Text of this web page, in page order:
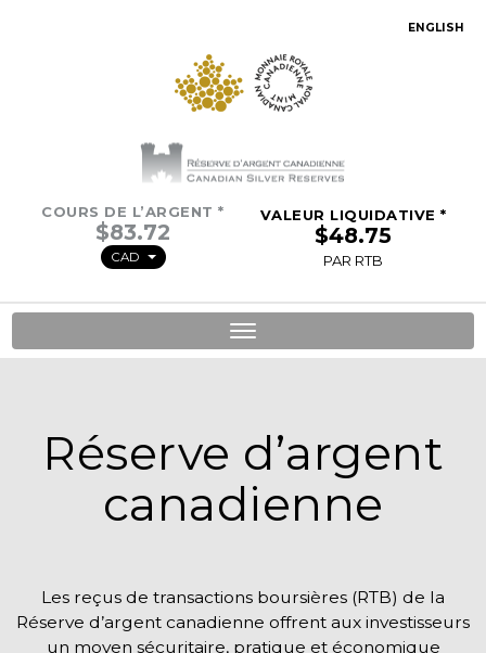
COURS DE L’ARGENT *
CAD
VALEUR LIQUIDATIVE *
PAR RTB
ENGLISH
Toggle
navigation
Réserve d’argent
canadienne
Les reçus de transactions boursières (RTB) de la
Réserve d’argent canadienne offrent aux investisseurs
un moyen sécuritaire, pratique et économique